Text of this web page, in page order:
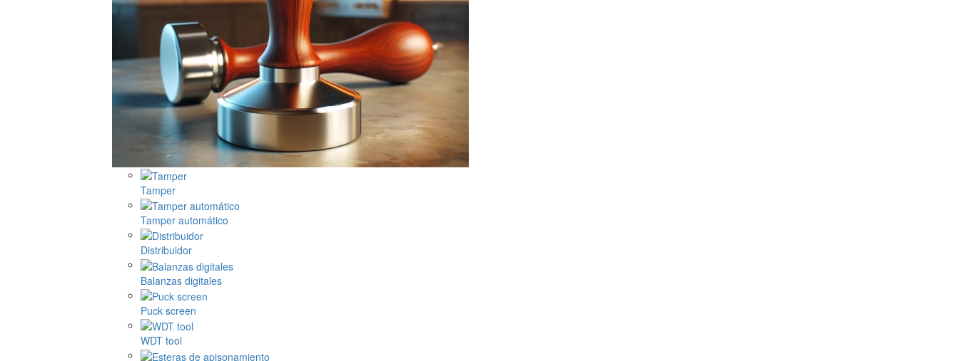
Tamper
Tamper automático
Distribuidor
Balanzas digitales
Puck screen
WDT tool